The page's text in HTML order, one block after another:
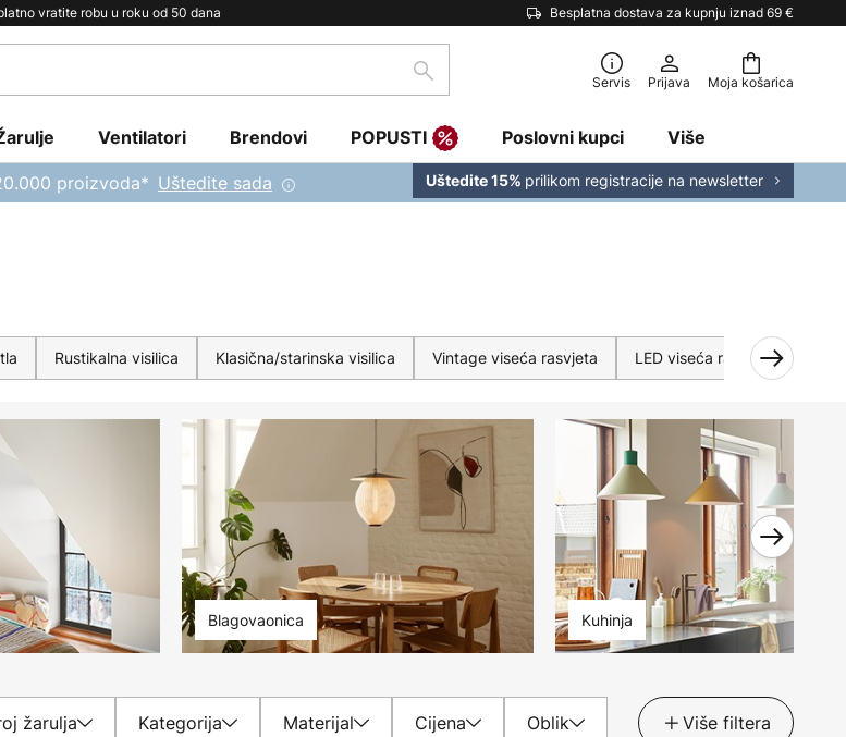
vratite robu u roku od 50 dana Besplatna dostava za kupnju iznad 69 €
Moja košarica
traži Servis Prijava
Ventilatori Brendovi POPUSTI Poslovni kupci Više
proizvoda* Uštedite sada Uštedite 15% prilikom registracije na newsletter
Rustikalna visilica Klasična/starinska visilica Vintage viseća rasvjeta LED viseća rasvjeta
Blagovaonica Kuhinja
žarulja Kategorija Materijal Cijena Oblik Više filtera